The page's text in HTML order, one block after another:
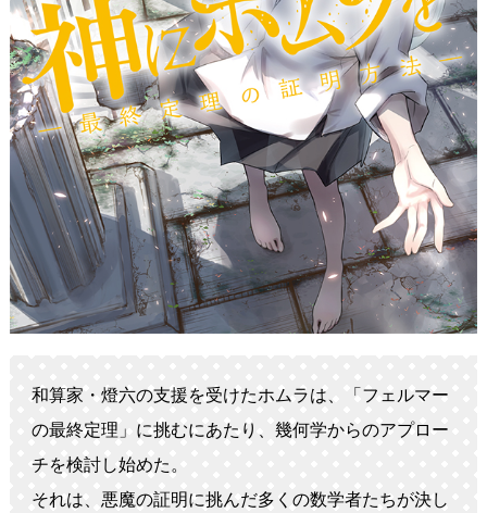
和算家・燈六の支援を受けたホムラは、「フェルマー
の最終定理」に挑むにあたり、幾何学からのアプロー
チを検討し始めた。
それは、悪魔の証明に挑んだ多くの数学者たちが決し